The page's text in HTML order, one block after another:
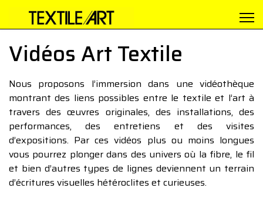
Vidéos Art Textile
Nous proposons l’immersion dans une vidéothèque
montrant des liens possibles entre le textile et l’art à
travers des œuvres originales, des installations, des
performances, des entretiens et des visites
d’expositions. Par ces vidéos plus ou moins longues
vous pourrez plonger dans des univers où la fibre, le fil
et bien d’autres types de lignes deviennent un terrain
d’écritures visuelles hétéroclites et curieuses.